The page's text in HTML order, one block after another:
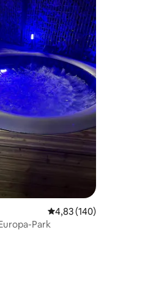
omdömen
4,83 av 5 i
4,83 (140)
Park